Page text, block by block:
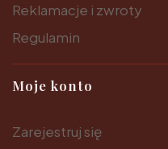
Reklamacje i zwroty
Regulamin
Moje konto
Zarejestruj się